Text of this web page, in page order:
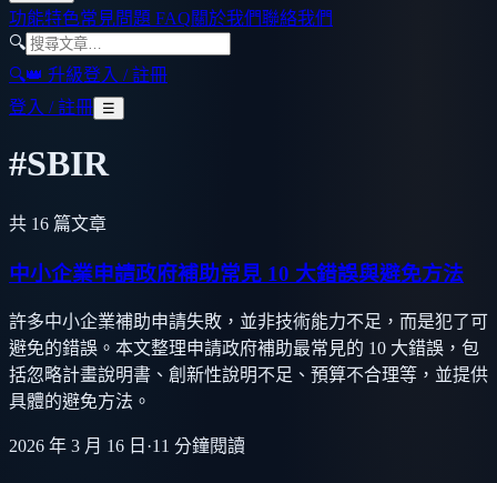
功能特色常見問題 FAQ關於我們聯絡我們
🔍
🔍👑 升級登入 / 註冊
登入 / 註冊 ☰
#SBIR
共 16 篇文章
中小企業申請政府補助常見 10 大錯誤與避免方法
許多中小企業補助申請失敗，並非技術能力不足，而是犯了可
避免的錯誤。本文整理申請政府補助最常見的 10 大錯誤，包
括忽略計畫說明書、創新性說明不足、預算不合理等，並提供
具體的避免方法。
2026 年 3 月 16 日 ·11 分鐘閱讀